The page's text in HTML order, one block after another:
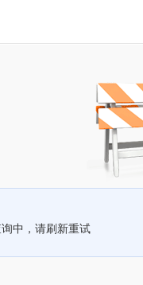
中，请刷新重试